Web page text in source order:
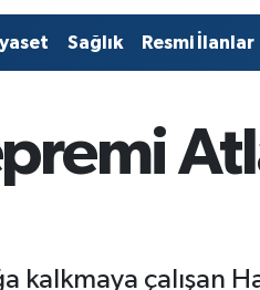
Sağlık Resmi İlanlar
kalkmaya çalışan